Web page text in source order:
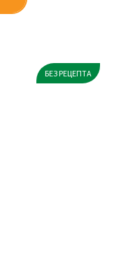
БЕЗ РЕЦЕПТА